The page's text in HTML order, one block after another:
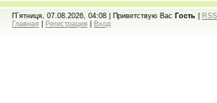
П`ятниця, 07.08.2026, 04:08 | Приветствую Вас Гость
RSS
Главная
Регистрация Вход